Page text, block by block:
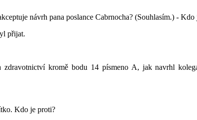
návrh pana poslance Cabrnocha? (Souhlasím.) - Kdo
přijat.
kromě bodu 14 písmeno A, jak navrhl
Kdo je proti?